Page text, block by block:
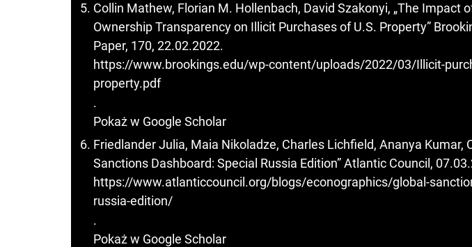
Collin Mathew, Florian M. Hollenbach, David Szakonyi, „The Impact
Ownership Transparency on Illicit Purchases of U.S. Property”
Paper, 170, 22.02.2022.
https://www.brookings.edu/wp-content/uploads/2022/03/Illicit-
property.pdf
.
Pokaż w Google Scholar
Friedlander Julia, Maia Nikoladze, Charles Lichfield, Ananya Kumar,
Sanctions Dashboard: Special Russia Edition” Atlantic Council,
https://www.atlanticcouncil.org/blogs/econographics/global-
russia-edition/
.
Pokaż w Google Scholar